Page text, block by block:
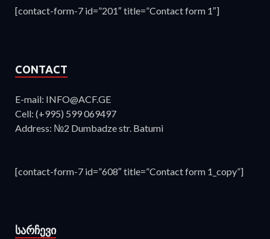
[contact-form-7 id=”201″ title=”Contact form 1″]
CONTACT
E-mail: INFO@ACF.GE
Cell: (+995) 599 069497
Address: №2 Dumbadze str. Batumi
[contact-form-7 id=”608″ title=”Contact form 1_copy”]
ᲡᲐᲠᲩᲔᲕᲘ